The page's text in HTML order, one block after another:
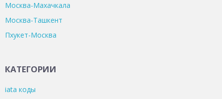
Москва-Махачкала
Москва-Ташкент
Пхукет-Москва
КАТЕГОРИИ
iata коды